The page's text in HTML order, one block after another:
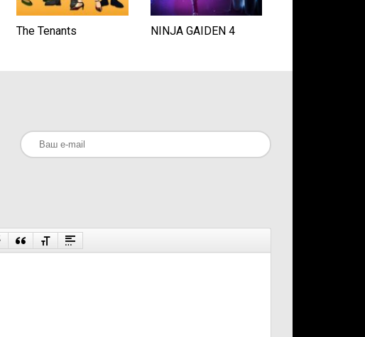
The Tenants NINJA GAIDEN 4